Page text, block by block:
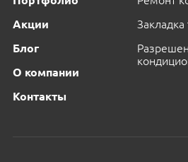
Акции
Блог
О компании
Контакты
Закладка